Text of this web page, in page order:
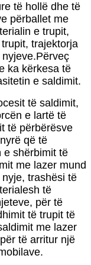
të hollë dhe të
përballet me
e trupit,
trajektorja
ka kërkesa të
e saldimit.
të saldimit,
e lartë të
të përbërësve
që të
e shërbimit të
me lazer mund
trashësi të
të
për të
të trupit të
me lazer
të arritur një